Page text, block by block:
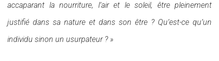
accaparant la nourriture, l’air et le soleil, être pleinement
justifié dans sa nature et dans son être ? Qu’est-ce qu’un
individu sinon un usurpateur ? »